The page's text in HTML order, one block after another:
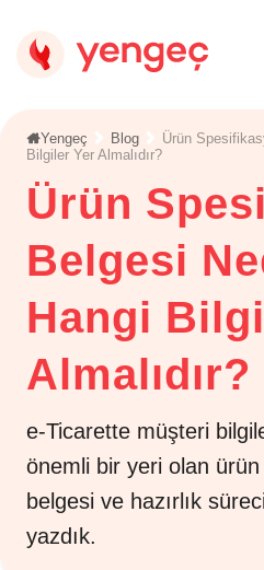
Yengeç Blog
Ürün
Bilgiler Yer Almalıdır?
Ürün
Belgesi
Hangi
Almalıdır?
e-Ticarette müşteri
önemli bir yeri olan
belgesi ve hazırlık
yazdık.